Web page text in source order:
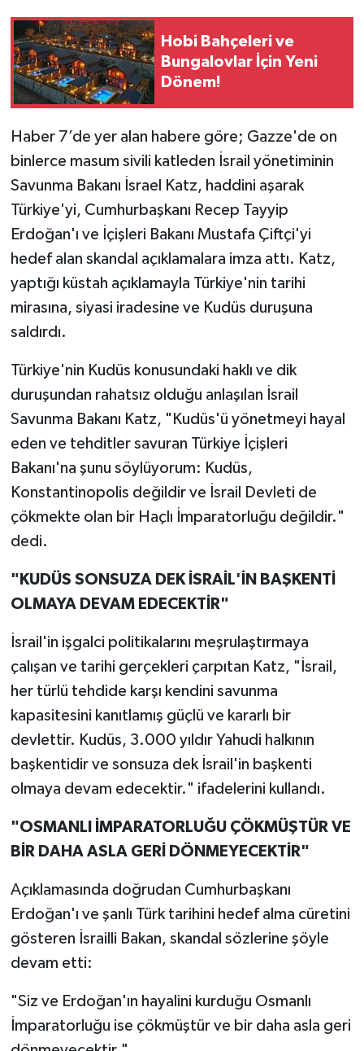
Hobi Bahçeleri ve
Bungalovlar İçin Yeni
Dönem!
Haber 7’de yer alan habere göre; Gazze'de on
binlerce masum sivili katleden İsrail yönetiminin
Savunma Bakanı İsrael Katz, haddini aşarak
Türkiye'yi, Cumhurbaşkanı Recep Tayyip
Erdoğan'ı ve İçişleri Bakanı Mustafa Çiftçi'yi
hedef alan skandal açıklamalara imza attı. Katz,
yaptığı küstah açıklamayla Türkiye'nin tarihi
mirasına, siyasi iradesine ve Kudüs duruşuna
saldırdı.
Türkiye'nin Kudüs konusundaki haklı ve dik
duruşundan rahatsız olduğu anlaşılan İsrail
Savunma Bakanı Katz, "Kudüs'ü yönetmeyi hayal
eden ve tehditler savuran Türkiye İçişleri
Bakanı'na şunu söylüyorum: Kudüs,
Konstantinopolis değildir ve İsrail Devleti de
çökmekte olan bir Haçlı İmparatorluğu değildir."
dedi.
"KUDÜS SONSUZA DEK İSRAİL'İN BAŞKENTİ
OLMAYA DEVAM EDECEKTİR"
İsrail'in işgalci politikalarını meşrulaştırmaya
çalışan ve tarihi gerçekleri çarpıtan Katz, "İsrail,
her türlü tehdide karşı kendini savunma
kapasitesini kanıtlamış güçlü ve kararlı bir
devlettir. Kudüs, 3.000 yıldır Yahudi halkının
başkentidir ve sonsuza dek İsrail'in başkenti
olmaya devam edecektir." ifadelerini kullandı.
"OSMANLI İMPARATORLUĞU ÇÖKMÜŞTÜR VE
BİR DAHA ASLA GERİ DÖNMEYECEKTİR"
Açıklamasında doğrudan Cumhurbaşkanı
Erdoğan'ı ve şanlı Türk tarihini hedef alma cüretini
gösteren İsrailli Bakan, skandal sözlerine şöyle
devam etti:
"Siz ve Erdoğan'ın hayalini kurduğu Osmanlı
İmparatorluğu ise çökmüştür ve bir daha asla geri